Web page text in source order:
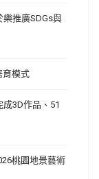
推廣SDGs與
育模式
3D作品、51
桃園地景藝術